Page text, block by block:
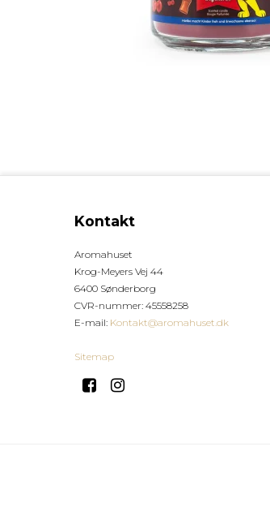
Kontakt
Aromahuset
Krog-Meyers Vej 44
6400 Sønderborg
CVR-nummer: 45558258
E-mail: Kontakt@aromahuset.dk
Sitemap